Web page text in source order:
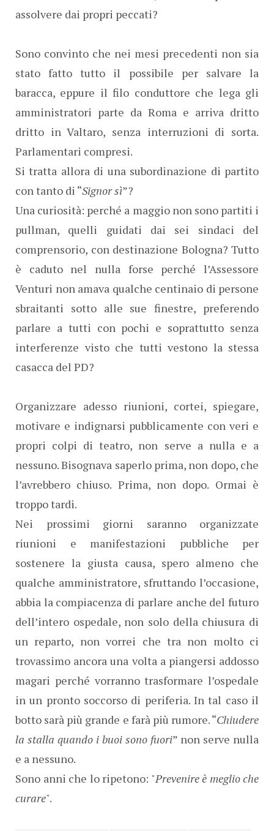
assolvere dai propri peccati?
Sono convinto che nei mesi precedenti non sia
stato fatto tutto il possibile per salvare la
baracca, eppure il filo conduttore che lega gli
amministratori parte da Roma e arriva dritto
dritto in Valtaro, senza interruzioni di sorta.
Parlamentari compresi.
Si tratta allora di una subordinazione di partito
con tanto di “Signor sì”?
Una curiosità: perché a maggio non sono partiti i
pullman, quelli guidati dai sei sindaci del
comprensorio, con destinazione Bologna? Tutto
è caduto nel nulla forse perché l’Assessore
Venturi non amava qualche centinaio di persone
sbraitanti sotto alle sue finestre, preferendo
parlare a tutti con pochi e soprattutto senza
interferenze visto che tutti vestono la stessa
casacca del PD?
Organizzare adesso riunioni, cortei, spiegare,
motivare e indignarsi pubblicamente con veri e
propri colpi di teatro, non serve a nulla e a
nessuno. Bisognava saperlo prima, non dopo, che
l’avrebbero chiuso. Prima, non dopo. Ormai è
troppo tardi.
Nei prossimi giorni saranno organizzate
riunioni e manifestazioni pubbliche per
sostenere la giusta causa, spero almeno che
qualche amministratore, sfruttando l’occasione,
abbia la compiacenza di parlare anche del futuro
dell’intero ospedale, non solo della chiusura di
un reparto, non vorrei che tra non molto ci
trovassimo ancora una volta a piangersi addosso
magari perché vorranno trasformare l’ospedale
in un pronto soccorso di periferia. In tal caso il
botto sarà più grande e farà più rumore. “Chiudere
la stalla quando i buoi sono fuori” non serve nulla
e a nessuno.
Sono anni che lo ripetono: "Prevenire è meglio che
curare".